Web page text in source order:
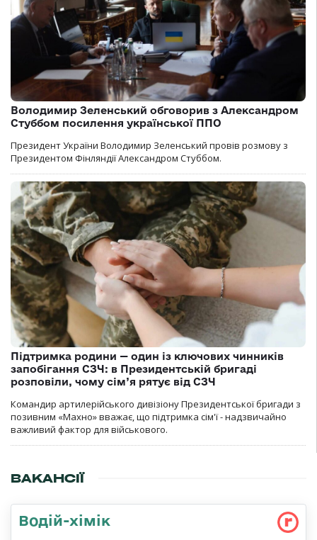
Володимир Зеленський обговорив з Александром
Стуббом посилення української ППО
Президент України Володимир Зеленський провів розмову з
Президентом Фінляндії Александром Стуббом.
Підтримка родини — один із ключових чинників
запобігання СЗЧ: в Президентській бригаді
розповіли, чому сім’я рятує від СЗЧ
Командир артилерійського дивізіону Президентської бригади з
позивним «Махно» вважає, що підтримка сім'ї - надзвичайно
важливий фактор для військового.
ВАКАНСІЇ
Водій-хімік